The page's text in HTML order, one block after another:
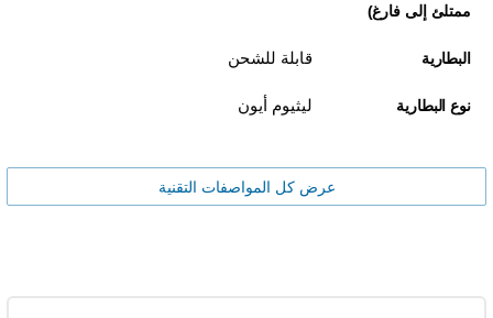
ممتلئ إلى فارغ)
البطارية قابلة للشحن
نوع البطارية ليثيوم أيون
عرض كل المواصفات التقنية